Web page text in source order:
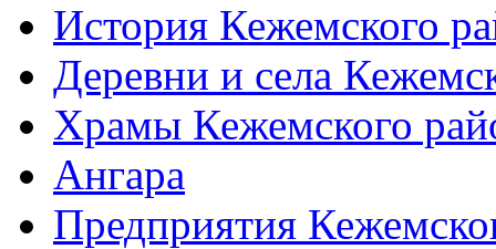
История Кежемского
Деревни и села
Храмы Кежемского
Ангара
Предприятия